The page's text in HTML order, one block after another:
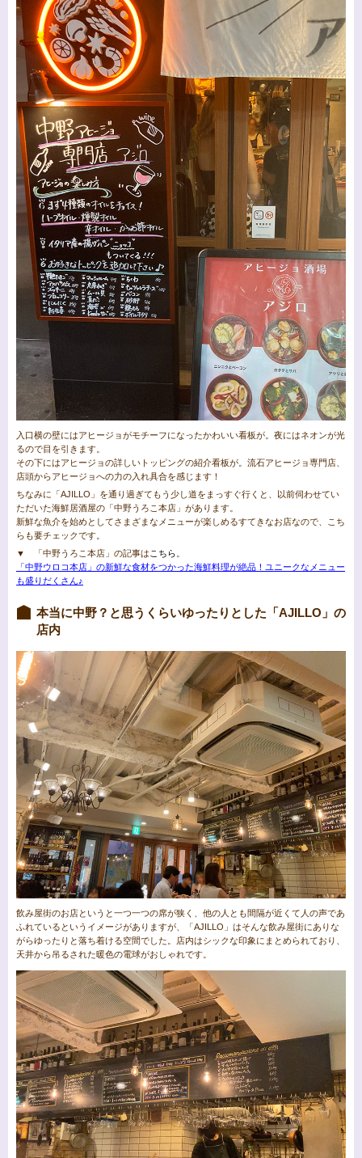
入口横の壁にはアヒージョがモチーフになったかわいい看板が。夜にはネオンが光
るので目を引きます。
その下にはアヒージョの詳しいトッピングの紹介看板が。流石アヒージョ専門店、
店頭からアヒージョへの力の入れ具合を感じます！
ちなみに「AJILLO」を通り過ぎてもう少し道をまっすぐ行くと、以前伺わせてい
ただいた海鮮居酒屋の「中野うろこ本店」があります。
新鮮な魚介を始めとしてさまざまなメニューが楽しめるすてきなお店なので、こち
らも要チェックです。
▼ 「中野うろこ本店」の記事は こちら 。
「中野ウロコ本店」の新鮮な食材をつかった海鮮料理が絶品！ユニークなメニュー
も盛りだくさん♪
本当に中野？と思うくらいゆったりとした「AJILLO」の
店内
飲み屋街のお店というと一つ一つの席が狭く、他の人とも間隔が近くて人の声であ
ふれているというイメージがありますが、「AJILLO」はそんな飲み屋街にありな
がらゆったりと落ち着ける空間でした。店内はシックな印象にまとめられており、
天井から吊るされた暖色の電球がおしゃれです。